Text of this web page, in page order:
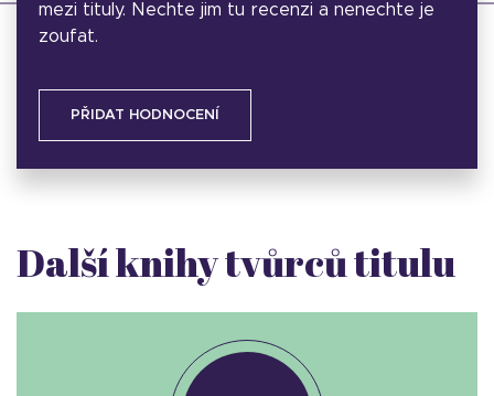
mezi tituly. Nechte jim tu recenzi a nenechte je
zoufat.
PŘIDAT HODNOCENÍ
Další knihy tvůrců titulu